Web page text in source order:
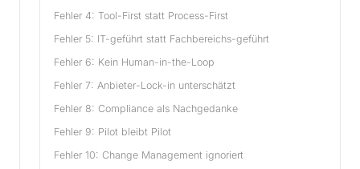
Fehler 4: Tool-First statt Process-First
Fehler 5: IT-geführt statt Fachbereichs-geführt
Fehler 6: Kein Human-in-the-Loop
Fehler 7: Anbieter-Lock-in unterschätzt
Fehler 8: Compliance als Nachgedanke
Fehler 9: Pilot bleibt Pilot
Fehler 10: Change Management ignoriert